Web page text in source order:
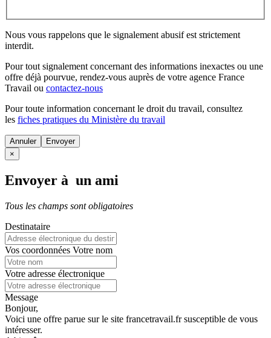
Nous vous rappelons que le signalement abusif est strictement
interdit.
Pour tout signalement concernant des informations inexactes ou une
offre déjà pourvue, rendez-vous auprès de votre agence France
Travail ou contactez-nous
Pour toute information concernant le droit du travail, consultez
les fiches pratiques du Ministère du travail
Annuler
×
Envoyer à un ami
Tous les champs sont obligatoires
Destinataire
Vos coordonnées Votre nom
Votre adresse électronique
Message
Bonjour,
Voici une offre parue sur le site francetravail.fr susceptible de vous
intéresser.